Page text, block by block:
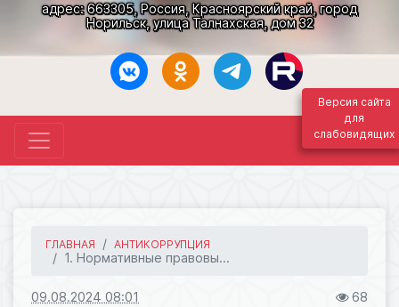
Версия сайта
для
слабовидящих
адрес: 663305, Россия, Красноярский край, город
Норильск, улица Талнахская, дом 32
ГЛАВНАЯ АНТИКОРРУПЦИЯ
1. Нормативные правовы...
09.08.2024 08:01 68